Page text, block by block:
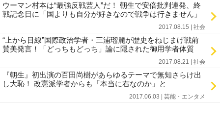
ウーマン村本は“最強反戦芸人”だ！ 朝生で安倍批判連発、終
戦記念日に「国よりも自分が好きなので戦争は行きません」
2017.08.15 | 社会
“上から目線”国際政治学者・三浦瑠麗が歴史をねじまげ戦前
賛美発言！「どっちもどっち」論に隠された御用学者体質
2017.08.21 | 社会
『朝生』初出演の百田尚樹があらゆるテーマで無知さらけ出
し大恥！ 改憲派学者からも「本当に右なのか」と
2017.06.03 | 芸能・エンタメ